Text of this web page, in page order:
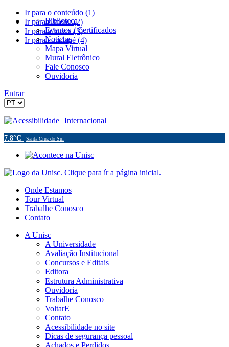
Ir para o conteúdo (1)
Ir para o menu (2)
Ir para a busca (3)
Ir para o rodapé (4)
Biblioteca
Eventos / Certificados
Notícias
Mapa Virtual
Mural Eletrônico
Fale Conosco
Ouvidoria
Entrar
Acessibilidade Internacional
7.8°C Santa Cruz do Sul
Onde Estamos
Tour Virtual
Trabalhe Conosco
Contato
A Unisc
A Universidade
Avaliação Institucional
Concursos e Editais
Editora
Estrutura Administrativa
Ouvidoria
Trabalhe Conosco
VoltarE
Contato
Acessibilidade no site
Dicas de segurança pessoal
Achados e Perdidos